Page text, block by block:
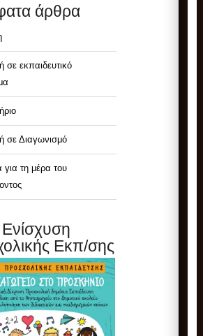
άρθρα
σε εκπαιδευτικό
σε Διαγωνισμό
για τη μέρα του
Εκπ/σης